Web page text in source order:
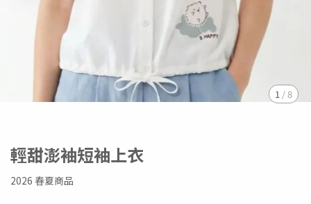
1 /8
輕甜澎袖短袖上衣
2026 春夏商品